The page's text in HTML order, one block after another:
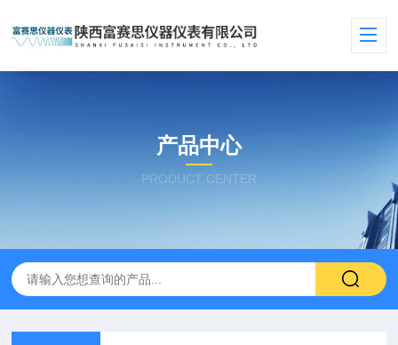
产品中心
PRODUCT CENTER